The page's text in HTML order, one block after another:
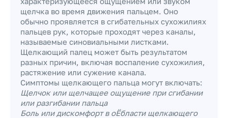
щелчка во время движения пальцем. Оно
обычно проявляется в сгибательных сухожилиях
пальцев рук, которые проходят через каналы,
называемые синовиальными листками.
Щелкающий палец может быть результатом
разных причин, включая воспаление сухожилия,
растяжение или сужение канала.
Симптомы щелкающего пальца могут включать:
Щелчок или щелчащее ощущение при сгибании
или разгибании пальца
Боль или дискомфорт в оЁбласти щелкающего